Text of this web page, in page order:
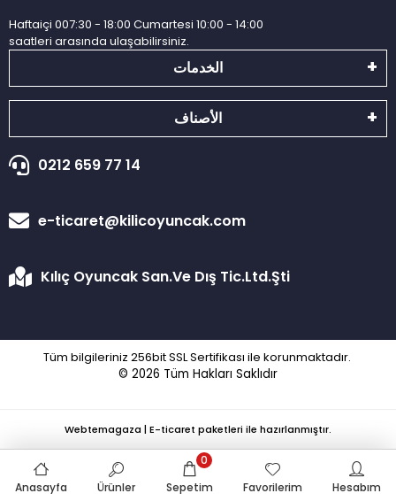
Haftaiçi 007:30 - 18:00 Cumartesi 10:00 - 14:00
saatleri arasında ulaşabilirsiniz.
الخدمات
الأصناف
0212 659 77 14
e-ticaret@kilicoyuncak.com
Kılıç Oyuncak San.Ve Dış Tic.Ltd.Şti
Tüm bilgileriniz 256bit SSL Sertifikası ile korunmaktadır.
© 2026 Tüm Hakları Saklıdır
Anasayfa Ürünler Sepetim
0
Favorilerim
Hesabım
Webtemagaza | E-ticaret paketleri ile hazırlanmıştır.